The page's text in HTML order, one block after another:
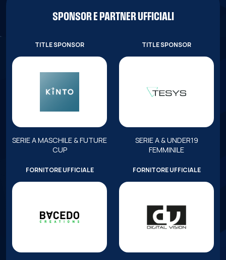
SPONSOR E PARTNER UFFICIALI
TITLE SPONSOR
SERIE A MASCHILE & FUTURE
CUP
TITLE SPONSOR
SERIE A & UNDER19
FEMMINILE
FORNITORE UFFICIALE FORNITORE UFFICIALE